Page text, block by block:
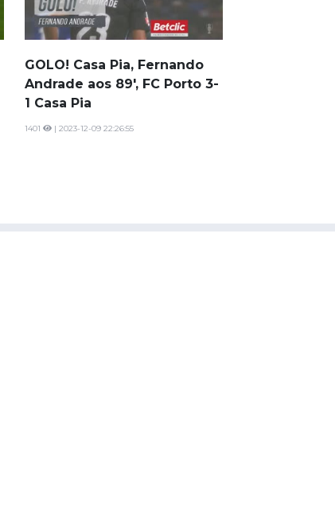
GOLO! Casa Pia, Fernando
Andrade aos 89', FC Porto 3-
1 Casa Pia
1401 | 2023-12-09 22:26:55